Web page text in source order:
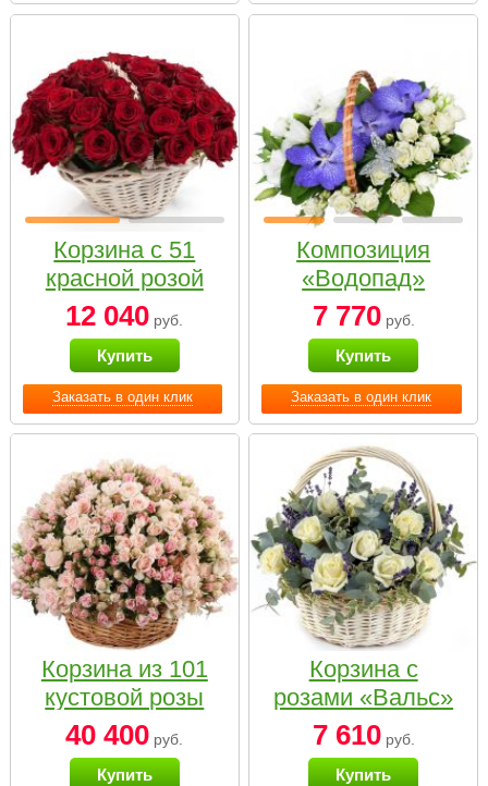
Заказать в один клик
Корзина с 51
красной розой
12 040 руб.
Купить
Заказать в один клик
Композиция
«Водопад»
7 770руб.
Купить
Корзина из 101
кустовой розы
нежных тонов
40 400 руб.
Купить
Корзина с
розами «Вальс»
7 610руб.
Купить